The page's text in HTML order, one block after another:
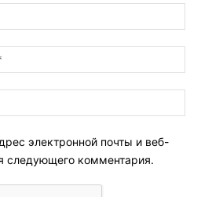
электронной почты и веб-
следующего комментария.